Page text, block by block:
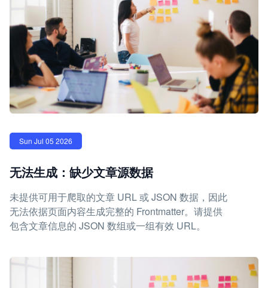
Sun Jul 05 2026
无法生成：缺少文章源数据
未提供可用于爬取的文章 URL 或 JSON 数据，因此
无法依据页面内容生成完整的 Frontmatter。请提供
包含文章信息的 JSON 数组或一组有效 URL。